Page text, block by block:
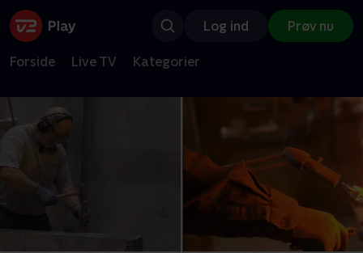
Log ind Prøv nu
Forside Live TV Kategorier